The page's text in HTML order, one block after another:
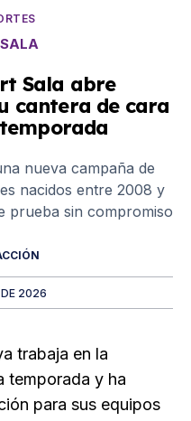
Sala abre
cantera de cara
nueva campaña de
nacidos entre 2008 y
prueba sin compromiso
2026
trabaja en la
temporada y ha
para sus equipos